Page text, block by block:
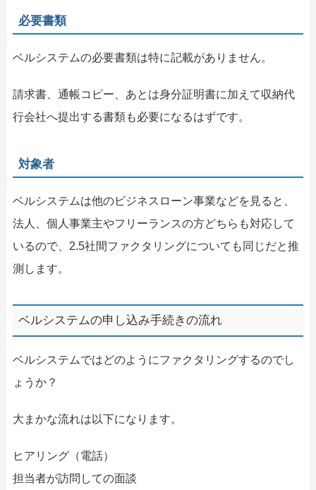
必要書類
ベルシステムの必要書類は特に記載がありません。
請求書、通帳コピー、あとは身分証明書に加えて収納代
行会社へ提出する書類も必要になるはずです。
対象者
ベルシステムは他のビジネスローン事業などを見ると、
法人、個人事業主やフリーランスの方どちらも対応して
いるので、2.5社間ファクタリングについても同じだと推
測します。
ベルシステムの申し込み手続きの流れ
ベルシステムではどのようにファクタリングするのでし
ょうか？
大まかな流れは以下になります。
ヒアリング（電話）
担当者が訪問しての面談